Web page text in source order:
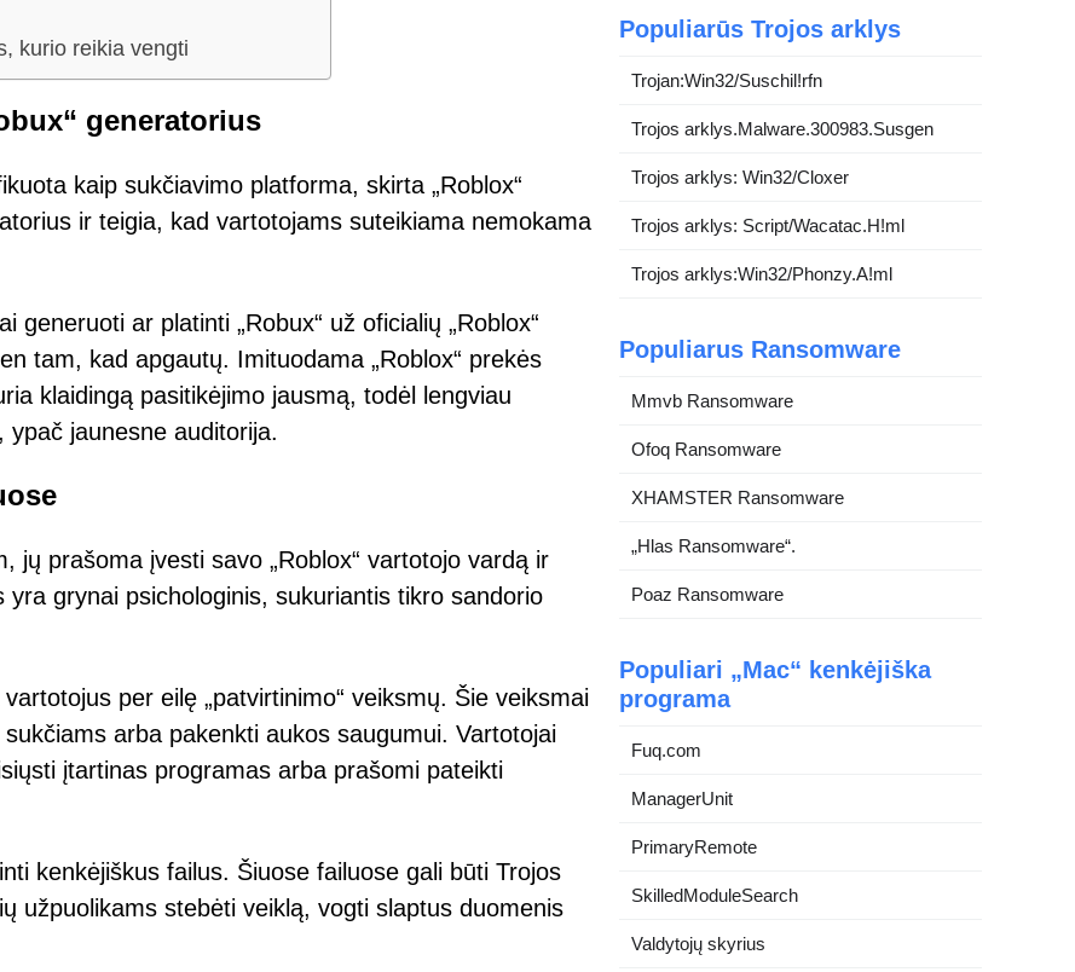
kurio reikia vengti
generatorius
kaip sukčiavimo platforma, skirta „Roblox“
ir teigia, kad vartotojams suteikiama nemokama
ar platinti „Robux“ už oficialių „Roblox“
tam, kad apgautų. Imituodama „Roblox“ prekės
klaidingą pasitikėjimo jausmą, todėl lengviau
ypač jaunesne auditorija.
jų prašoma įvesti savo „Roblox“ vartotojo vardą ir
yra grynai psichologinis, sukuriantis tikro sandorio
per eilę „patvirtinimo“ veiksmų. Šie veiksmai
arba pakenkti aukos saugumui. Vartotojai
įtartinas programas arba prašomi pateikti
kenkėjiškus failus. Šiuose failuose gali būti Trojos
užpuolikams stebėti veiklą, vogti slaptus duomenis
Populiarūs Trojos arklys
Trojan:Win32/Suschil!rfn
Trojos arklys.Malware.300983.Susgen
Trojos arklys: Win32/Cloxer
Trojos arklys: Script/Wacatac.H!ml
Trojos arklys:Win32/Phonzy.A!ml
Populiarus Ransomware
Mmvb Ransomware
Ofoq Ransomware
XHAMSTER Ransomware
„Hlas Ransomware“.
Poaz Ransomware
Populiari „Mac“ kenkėjiška
programa
Fuq.com
ManagerUnit
PrimaryRemote
SkilledModuleSearch
Valdytojų skyrius